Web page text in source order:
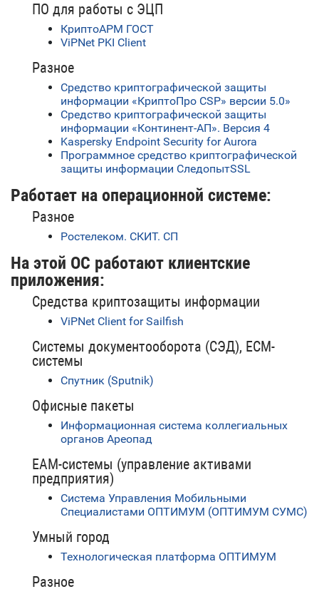
ПО для работы с ЭЦП
КриптоАРМ ГОСТ
ViPNet PKI Client
Разное
Средство криптографической защиты
информации «КриптоПро CSP» версии 5.0»
Средство криптографической защиты
информации «Континент-АП». Версия 4
Kaspersky Endpoint Security for Aurora
Программное средство криптографической
защиты информации СледопытSSL
Работает на операционной системе:
Разное
Ростелеком. СКИТ. СП
На этой ОС работают клиентские
приложения:
Средства криптозащиты информации
ViPNet Client for Sailfish
Системы документооборота (СЭД), ECM-
системы
Спутник (Sputnik)
Офисные пакеты
Информационная система коллегиальных
органов Ареопад
EAM-системы (управление активами
предприятия)
Система Управления Мобильными
Специалистами ОПТИМУМ (ОПТИМУМ СУМС)
Умный город
Технологическая платформа ОПТИМУМ
Разное